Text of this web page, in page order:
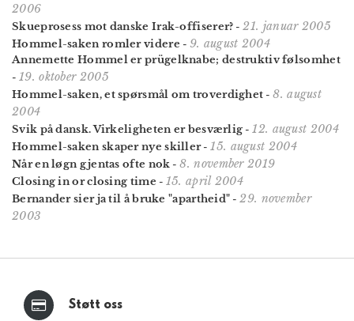
2006
Skueprosess mot danske Irak-offiserer? -21. januar 2005
Hommel-saken romler videre - 9. august 2004
Annemette Hommel er prügelknabe; destruktiv følsomhet
- 19. oktober 2005
Hommel-saken, et spørsmål om troverdighet -8. august
2004
Svik på dansk. Virkeligheten er besværlig -12. august 2004
Hommel-saken skaper nye skiller-15. august 2004
Når en løgn gjentas ofte nok -8. november 2019
Closing in or closing time - 15. april 2004
Bernander sier ja til å bruke "apartheid" -29. november
2003
Støtt oss